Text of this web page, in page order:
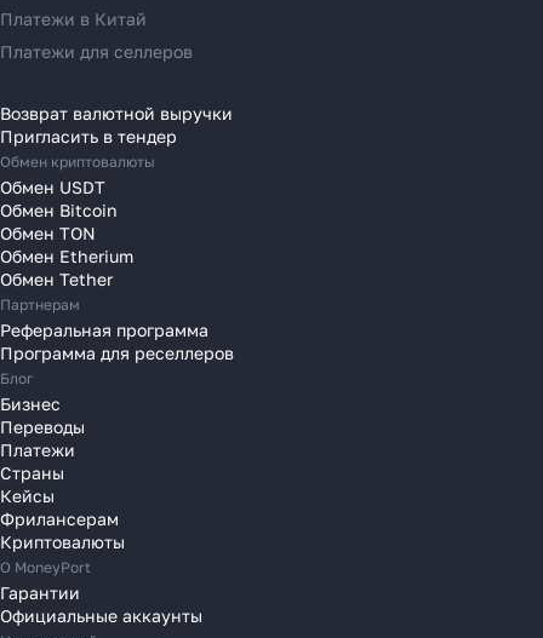
Переводы в Испанию
Переводы в Италию
Переводы в Латвию
Переводы в Литву
Переводы в Молдавию
Переводы в Монако
Переводы в Нидерланды
Переводы в Польшу
Переводы в Португалию
Переводы в Румынию
Переводы в Сербию
Переводы в Словакию
Переводы в Словению
Переводы в Финляндию
Переводы в Францию
Переводы в Хорватию
Переводы в Черногорию
Переводы в Чехию
Переводы в Швейцарию
Платежи в Китай
Платежи для селлеров
Возврат валютной выручки
Пригласить в тендер
Обмен криптовалюты
Обмен USDT
Обмен Bitcoin
Обмен TON
Обмен Etherium
Обмен Tether
Партнерам
Реферальная программа
Программа для реселлеров
Блог
Бизнес
Переводы
Платежи
Страны
Кейсы
Фрилансерам
Криптовалюты
О MoneyPort
Гарантии
Официальные аккаунты